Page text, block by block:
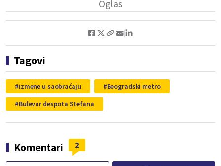
Tagovi
izmene u saobraćaju
Beogradski metro
Bulevar despota Stefana
Komentari 2